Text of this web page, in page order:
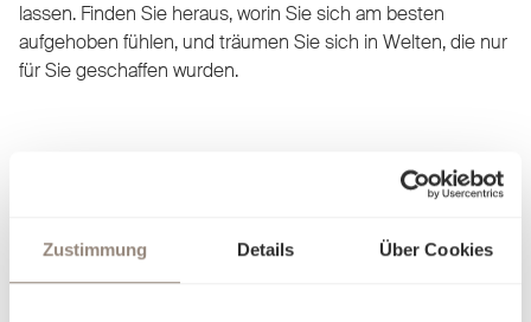
Zustimmung Details Über Cookies
lassen. Finden Sie heraus, worin Sie sich am besten
aufgehoben fühlen, und träumen Sie sich in Welten, die nur
für Sie geschaffen wurden.